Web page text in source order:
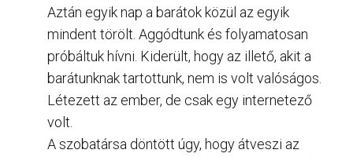
Aztán egyik nap a barátok közül az egyik
mindent törölt. Aggódtunk és folyamatosan
próbáltuk hívni. Kiderült, hogy az illető, akit a
barátunknak tartottunk, nem is volt valóságos.
Létezett az ember, de csak egy internetező
volt.
A szobatársa döntött úgy, hogy átveszi az